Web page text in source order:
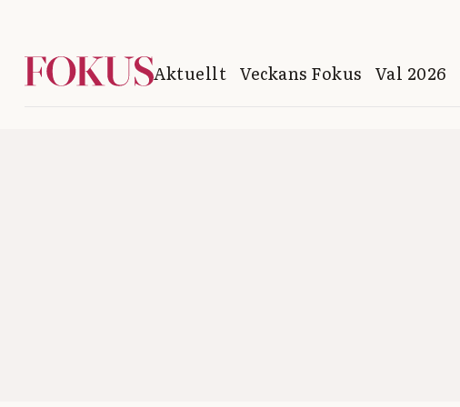
Aktuellt Veckans Fokus Val 2026